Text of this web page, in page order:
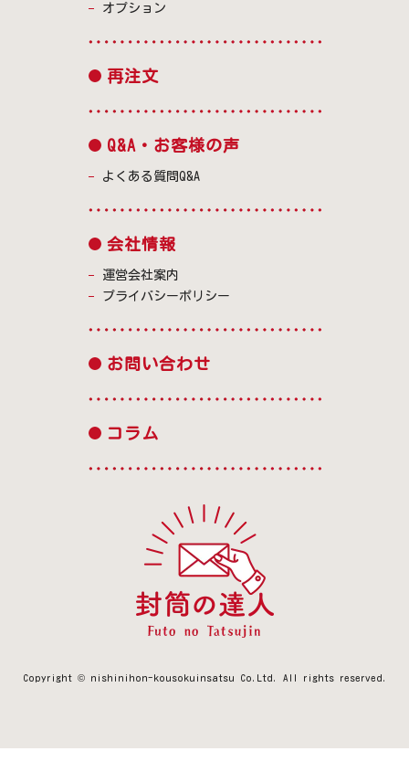
オプション
再注文
Q&A・お客様の声
よくある質問Q&A
会社情報
運営会社案内
プライバシーポリシー
お問い合わせ
コラム
Copyright © nishinihon-kousokuinsatsu Co.Ltd. All rights reserved.